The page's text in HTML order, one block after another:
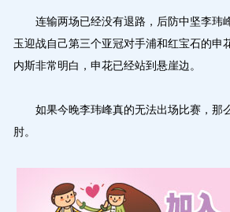
连输两场已经没有退路，后防中坚李玮
玉迎战自己第三个亚冠对手浦和红宝石的
内斯非常明白，申花已经站到悬崖边。
如果今晚李玮峰真的无法出场比赛，那
肘。